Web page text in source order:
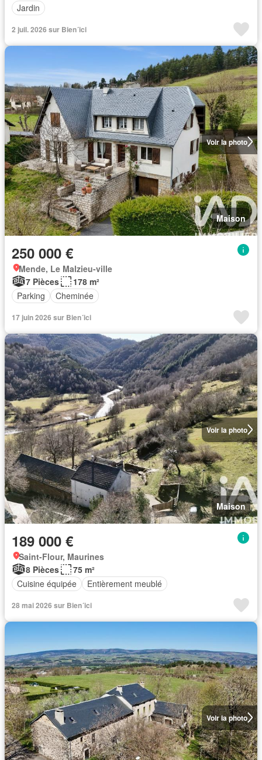
Jardin
2 juil. 2026 sur Bien´ici
Voir la photo
Maison
250 000 €
Mende, Le Malzieu-ville
7 Pièces
178 m²
Parking
Cheminée
17 juin 2026 sur Bien´ici
Voir la photo
Maison
189 000 €
Saint-Flour, Maurines
8 Pièces
75 m²
Cuisine équipée
Entièrement meublé
28 mai 2026 sur Bien´ici
Voir la photo